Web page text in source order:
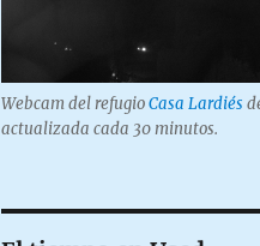
Webcam del refugioCasa Lardiés
actualizada cada 30 minutos.